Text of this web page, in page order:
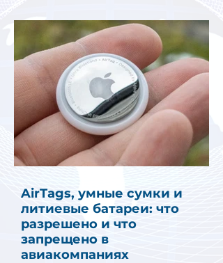
AirTags, умные сумки и
литиевые батареи: что
разрешено и что
запрещено в
авиакомпаниях